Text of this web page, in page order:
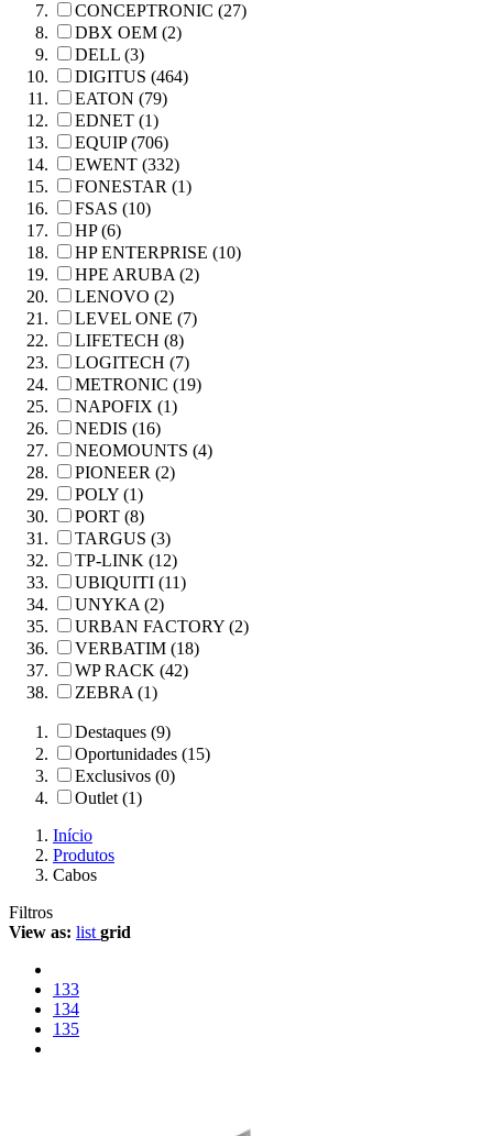
CONCEPTRONIC (27)
DBX OEM (2)
DELL (3)
DIGITUS (464)
EATON (79)
EDNET (1)
EQUIP (706)
EWENT (332)
FONESTAR (1)
FSAS (10)
HP (6)
HP ENTERPRISE (10)
HPE ARUBA (2)
LENOVO (2)
LEVEL ONE (7)
LIFETECH (8)
LOGITECH (7)
METRONIC (19)
NAPOFIX (1)
NEDIS (16)
NEOMOUNTS (4)
PIONEER (2)
POLY (1)
PORT (8)
TARGUS (3)
TP-LINK (12)
UBIQUITI (11)
UNYKA (2)
URBAN FACTORY (2)
VERBATIM (18)
WP RACK (42)
ZEBRA (1)
Destaques (9)
Oportunidades (15)
Exclusivos (0)
Outlet (1)
Início
Produtos
Cabos
Filtros
View as: list grid
133
134
135